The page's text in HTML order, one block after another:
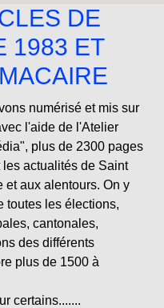
DE
1983 ET
numérisé et mis sur
l'aide de l'Atelier
plus de 2300 pages
les actualités de Saint
et aux alentours. On y
toutes les élections,
cantonales,
des différents
plus de 1500 à
certains.......